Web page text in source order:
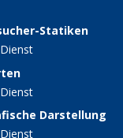
Statiken
Dienst
Dienst
Darstellung
Dienst